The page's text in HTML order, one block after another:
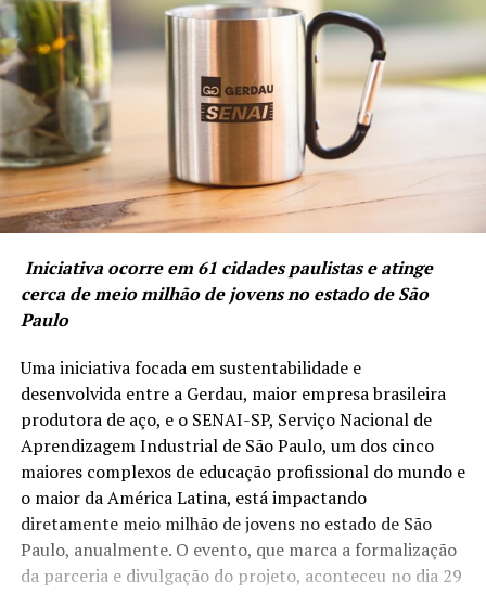
Iniciativa ocorre em 61 cidades paulistas e atinge
cerca de meio milhão de jovens no estado de São
Paulo
Uma iniciativa focada em sustentabilidade e
desenvolvida entre a Gerdau, maior empresa brasileira
produtora de aço, e o SENAI-SP, Serviço Nacional de
Aprendizagem Industrial de São Paulo, um dos cinco
maiores complexos de educação profissional do mundo e
o maior da América Latina, está impactando
diretamente meio milhão de jovens no estado de São
Paulo, anualmente. O evento, que marca a formalização
da parceria e divulgação do projeto, aconteceu no dia 29